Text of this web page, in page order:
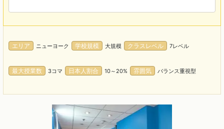
エリア ニューヨーク 学校規模 大規模 クラスレベル 7レベル
最大授業数 3コマ 日本人割合 10～20% 雰囲気 バランス重視型